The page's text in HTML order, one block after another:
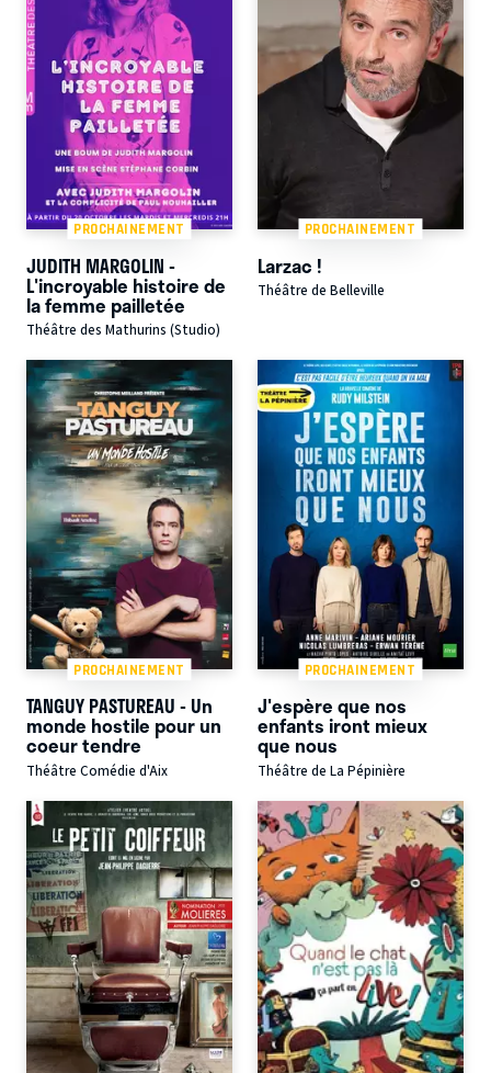
PROCHAINEMENT
JUDITH MARGOLIN -
L'incroyable histoire de
la femme pailletée
Théâtre des Mathurins (Studio)
PROCHAINEMENT
Larzac !
Théâtre de Belleville
PROCHAINEMENT
TANGUY PASTUREAU - Un
monde hostile pour un
coeur tendre
Théâtre Comédie d'Aix
PROCHAINEMENT
J'espère que nos
enfants iront mieux
que nous
Théâtre de La Pépinière